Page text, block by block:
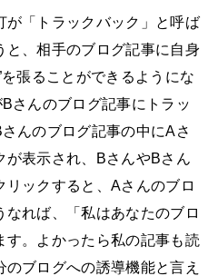
が「トラックバック」と呼ば
と、相手のブログ記事に自身
張ることができるようにな
さんのブログ記事にトラッ
んのブログ記事の中にAさ
が表示され、BさんやBさん
ックすると、Aさんのブロ
れば、「私はあなたのブロ
す。よかったら私の記事も読
ブログへの誘導機能と言え